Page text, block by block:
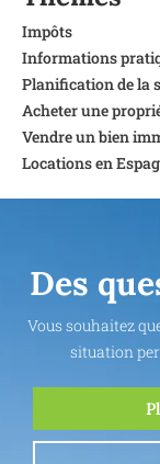
Impôts
Informations
Planification de la
Acheter une
Vendre un bien
Locations en
Des
Vous souhaitez
situation